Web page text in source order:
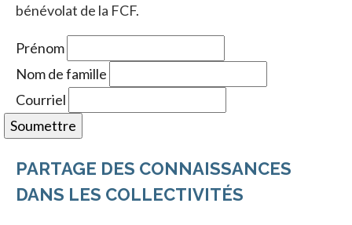
bénévolat de la FCF.
Prénom
Nom de famille
Courriel
Soumettre
PARTAGE DES CONNAISSANCES
DANS LES COLLECTIVITÉS